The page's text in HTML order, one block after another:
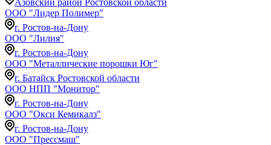
ООО "Лидер Полимер"
г. Ростов-на-Дону
ООО "Лилия"
г. Ростов-на-Дону
ООО "Металлические порошки Юг"
г. Батайск Ростовской области
ООО НПП "Монитор"
г. Ростов-на-Дону
ООО "Окси Кемикалз"
г. Ростов-на-Дону
ООО "Прессмаш"